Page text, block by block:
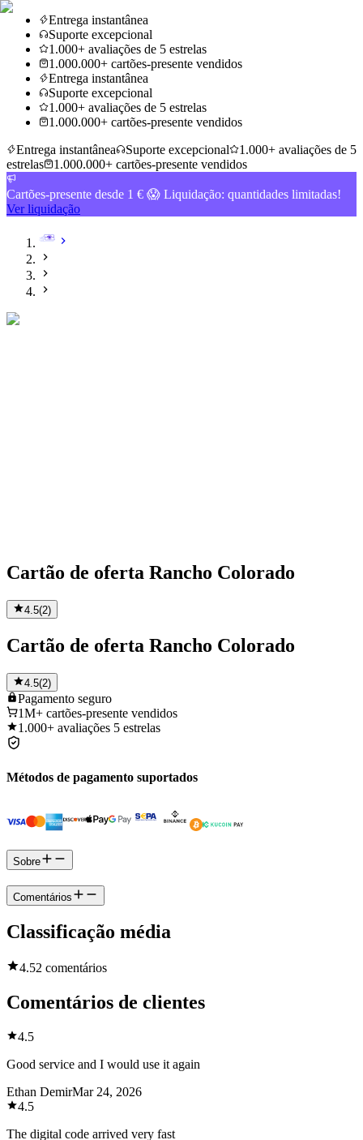
Entrega instantânea
Suporte excepcional
1.000+ avaliações de 5 estrelas
1.000.000+ cartões-presente vendidos
Entrega instantânea
Suporte excepcional
1.000+ avaliações de 5 estrelas
1.000.000+ cartões-presente vendidos
Entrega instantânea
Suporte excepcional
1.000+ avaliações de 5
estrelas
1.000.000+ cartões-presente vendidos
Cartões-presente desde 1 € 😱 Liquidação: quantidades limitadas!
Ver liquidação
Cartão de oferta Rancho Colorado
4.5(2)
Cartão de oferta Rancho Colorado
4.5(2)
Pagamento seguro
1M+ cartões-presente vendidos
1.000+ avaliações 5 estrelas
Métodos de pagamento suportados
Sobre
Comentários
Classificação média
4.52 comentários
Comentários de clientes
4.5
Good service and I would use it again
Ethan DemirMar 24, 2026
4.5
The digital code arrived very fast